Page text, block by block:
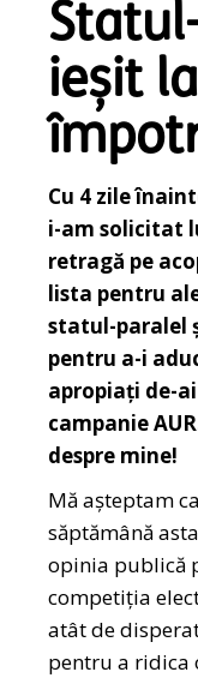
ieșit
Cu 4 zile
i-am solicitat
retragă pe
lista pentru
statul-paralel
pentru a-i
apropiați de-
campanie
despre mine!
Mă așteptam
săptămână
opinia publică
competiția
atât de
pentru a ridica